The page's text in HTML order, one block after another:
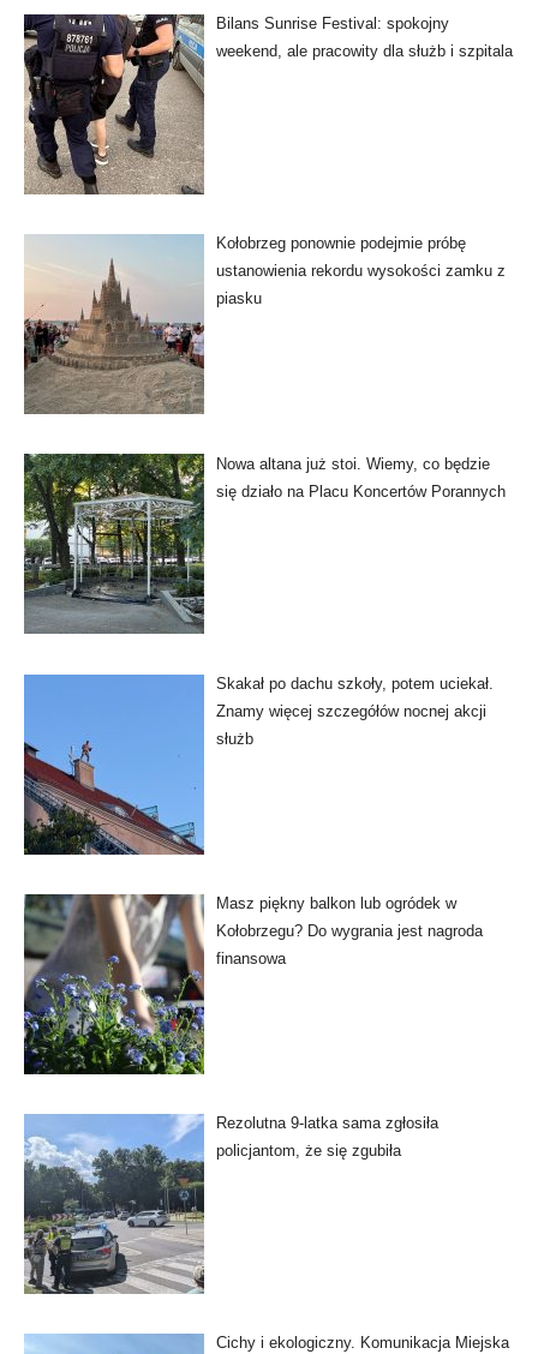
Bilans Sunrise Festival: spokojny
weekend, ale pracowity dla służb i szpitala
Kołobrzeg ponownie podejmie próbę
ustanowienia rekordu wysokości zamku z
piasku
Nowa altana już stoi. Wiemy, co będzie
się działo na Placu Koncertów Porannych
Skakał po dachu szkoły, potem uciekał.
Znamy więcej szczegółów nocnej akcji
służb
Masz piękny balkon lub ogródek w
Kołobrzegu? Do wygrania jest nagroda
finansowa
Rezolutna 9-latka sama zgłosiła
policjantom, że się zgubiła
Cichy i ekologiczny. Komunikacja Miejska